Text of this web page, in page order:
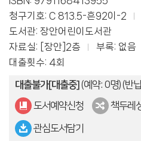
청구기호: C 813.5-흔92이-2
도서관: 장안어린이도서관
자료실: [장안]2층
부록: 없음
대출횟수: 4회
대출불가[대출중] (예약: 0명)(반
도서예약신청
책두레
관심도서담기